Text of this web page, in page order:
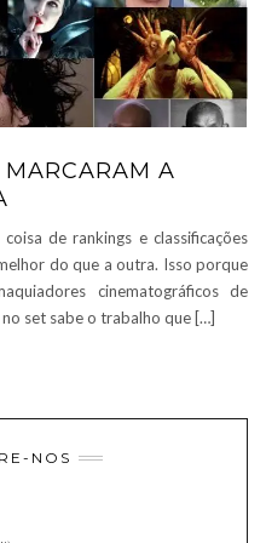
MARCARAM A
de rankings e classificações
do que a outra. Isso porque
cinematográficos de
set sabe o trabalho que […]
NOS